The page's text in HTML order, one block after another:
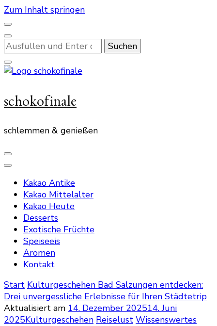
Zum Inhalt springen
Suchst
du
nach
etwas?
schokofinale
schlemmen & genießen
Kakao Antike
Kakao Mittelalter
Kakao Heute
Desserts
Exotische Früchte
Speiseeis
Aromen
Kontakt
Start Kulturgeschehen Bad Salzungen entdecken:
Drei unvergessliche Erlebnisse für Ihren Städtetrip
Aktualisiert am 14. Dezember 202514. Juni
2025Kulturgeschehen Reiselust Wissenswertes